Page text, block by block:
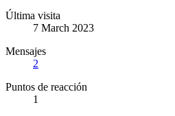
Última visita
7 March 2023
Mensajes
2
Puntos de reacción
1